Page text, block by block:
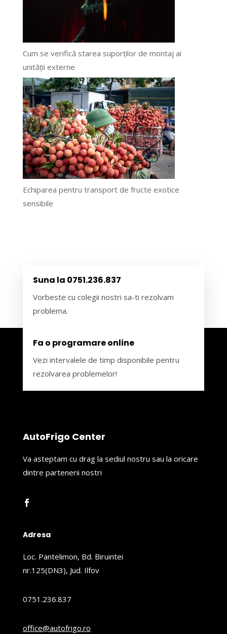
Cum se verifică starea suporților de montaj ai
unității externe
Echiparea pentru transport de fructe exotice
sensibile
Suna la 0751.236.837
Vorbeste cu colegii nostri sa-ti rezolvam
problema.
Fa o programare online
Vezi intervalele de timp disponibile pentru
rezolvarea problemelor!
AutoFrigo Center
Va asteptam cu drag la sediul nostru sau la oricare
dintre partenerii nostri
Adresa
Loc. Pantelimon, Bd. Biruintei
nr.125(DN3), Jud. Ilfov
0751.236.837
office@autofrigo.ro